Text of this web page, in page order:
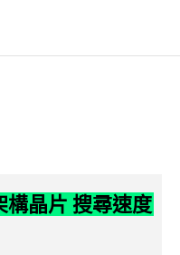
構晶片 搜尋速度